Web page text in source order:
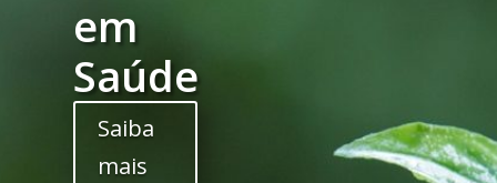
em
Saúde
Saiba
mais